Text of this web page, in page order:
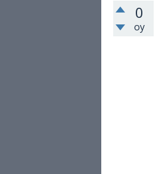
0
oy